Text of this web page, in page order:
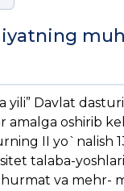
yili” Davlat dasturi
amalga oshirib
II yo`nalish
talaba-
va mehr-